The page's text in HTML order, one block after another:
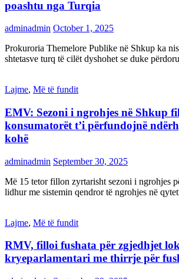
poashtu nga Turqia
adminadmin October 1, 2025
Prokuroria Themelore Publike në Shkup ka
shtetasve turq të cilët dyshohet se duke
Lajme, Më të fundit
EMV: Sezoni i ngrohjes në Shkup
konsumatorët t’i përfundojnë
kohë
adminadmin September 30, 2025
Më 15 tetor fillon zyrtarisht sezoni i ngrohjes
lidhur me sistemin qendror të ngrohjes në
Lajme, Më të fundit
RMV, filloi fushata për zgjedhjet
kryeparlamentari me thirrje për